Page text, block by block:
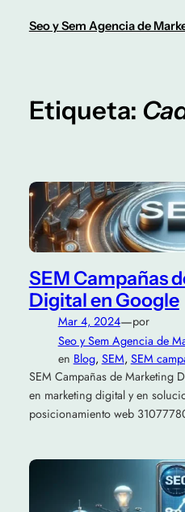
Seo y Sem Agencia de
Etiqueta:
SEM Campañas
Digital en Google
Mar 4, 2024—por
Seo y Sem Agencia de
en Blog, SEM, SEM
SEM Campañas de Marketing
en marketing digital y en
posicionamiento web